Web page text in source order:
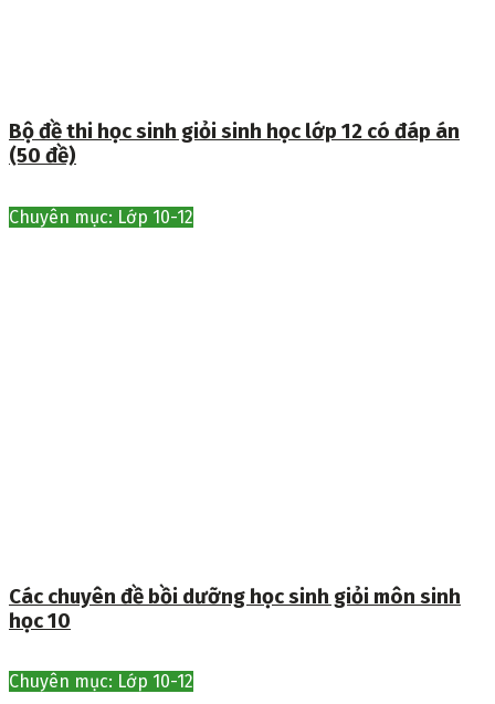
Bộ đề thi học sinh giỏi sinh học lớp 12 có đáp án
(50 đề)
Chuyên mục: Lớp 10-12
Các chuyên đề bồi dưỡng học sinh giỏi môn sinh
học 10
Chuyên mục: Lớp 10-12